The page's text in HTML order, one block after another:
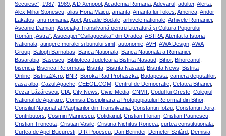
Secuiesc”, 1987, 1989, A D Xenopol , Academia Romana, Adevarul , adulter, Alerta,
Alex Mihai Stonescu, alias Horia Maicu, amanta, Amanta lui Tokes, America, Andor
Lakatos, anti-romania, Apel , Arcadie Bodale, arhivele nationale, Arhivele Romaniei,
Ascanio Damian, Asociaţia Transilvană pentru Literatură şi Cultura Poporului
Român „Astra”, Asociației “Csillagocska” din Oradea, ASTRA, Atentat la Istoria
Nationala, atingere moralei si bunului simt, autonomie, AVH , AWA Design, AWA
Group, Balogh Barnabas, Banca Nationala, Banca Nationala a Romaniei,
Basarabia, Basescu, Biblioteca Judeteana Bistrita Nasaud, Bihor, Bihoreanul ,
biserica, Biserica Reformata, Bistrita, Bistrita Nasaud, Bistrita News, Bistrita
Online, Bistrita24.ro, BNR, Boroka Rad Prohaszka, Budapesta, camera deputatilor,
casa alba, Cazul Agache, CEEOL.COM, Centrul de Democratie, Cetatea Bihariei,
Cezar Lăzărescu, CIA, City News, Civic Media, CNMT, Codul lui Oreste, Colegiul
National de Aparare, Comisia Disciplinara a Protopopiatului Reformat din Bihor,
Consiliul Naţional al Maghiarilor din Transilvania, Constantin Iotzu, Constantin Jora,
Contributors, Cosmin Marinescu, Cotidianul , Cristian Florian, Cristian Paunescu,
Cristian Troncota, Cristian Vasile, Cristina Nichitus Roncea, curtea constitutionala,
Curtea de Apel Bucuresti, D R Popescu, Dan Berindei, Demeter Szilárd, Demisia